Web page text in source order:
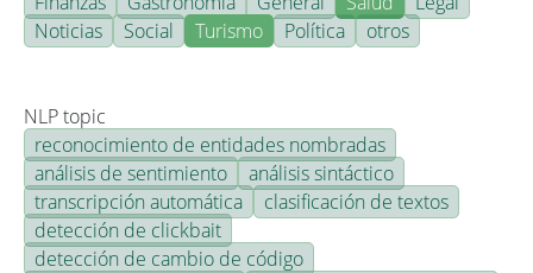
Noticias
Social Turismo Política otros
NLP topic
reconocimiento de entidades nombradas
análisis de sentimiento
análisis sintáctico
transcripción automática
clasificación de textos
detección de clickbait
detección de cambio de código